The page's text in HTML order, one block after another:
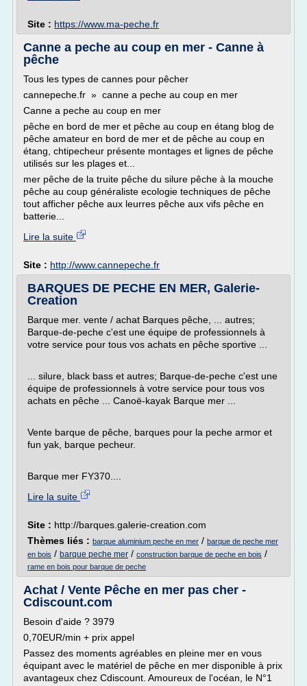
Site : https://www.ma-peche.fr
Canne a peche au coup en mer - Canne à
pêche
Tous les types de cannes pour pêcher
cannepeche.fr » canne a peche au coup en mer
Canne a peche au coup en mer
pêche en bord de mer et pêche au coup en étang blog de
pêche amateur en bord de mer et de pêche au coup en
étang, chtipecheur présente montages et lignes de pêche
utilisés sur les plages et...
mer pêche de la truite pêche du silure pêche à la mouche
pêche au coup généraliste ecologie techniques de pêche
tout afficher pêche aux leurres pêche aux vifs pêche en
batterie...
Lire la suite
Site : http://www.cannepeche.fr
BARQUES DE PECHE EN MER, Galerie-
Creation
Barque mer. vente / achat Barques pêche, ... autres;
Barque-de-peche c'est une équipe de professionnels à
votre service pour tous vos achats en pêche sportive ...
... silure, black bass et autres; Barque-de-peche c'est une
équipe de professionnels à votre service pour tous vos
achats en pêche ... Canoë-kayak Barque mer ...
Vente barque de pêche, barques pour la peche armor et
fun yak, barque pecheur.
Barque mer FY370....
Lire la suite
Site : http://barques.galerie-creation.com
Thèmes liés : barque aluminium peche en mer / barque de peche mer
en bois / barque peche mer / construction barque de peche en bois /
rame en bois pour barque de peche
Achat / Vente Pêche en mer pas cher -
Cdiscount.com
Besoin d'aide ? 3979
0,70EUR/min + prix appel
Passez des moments agréables en pleine mer en vous
équipant avec le matériel de pêche en mer disponible à prix
avantageux chez Cdiscount. Amoureux de l'océan, le N°1